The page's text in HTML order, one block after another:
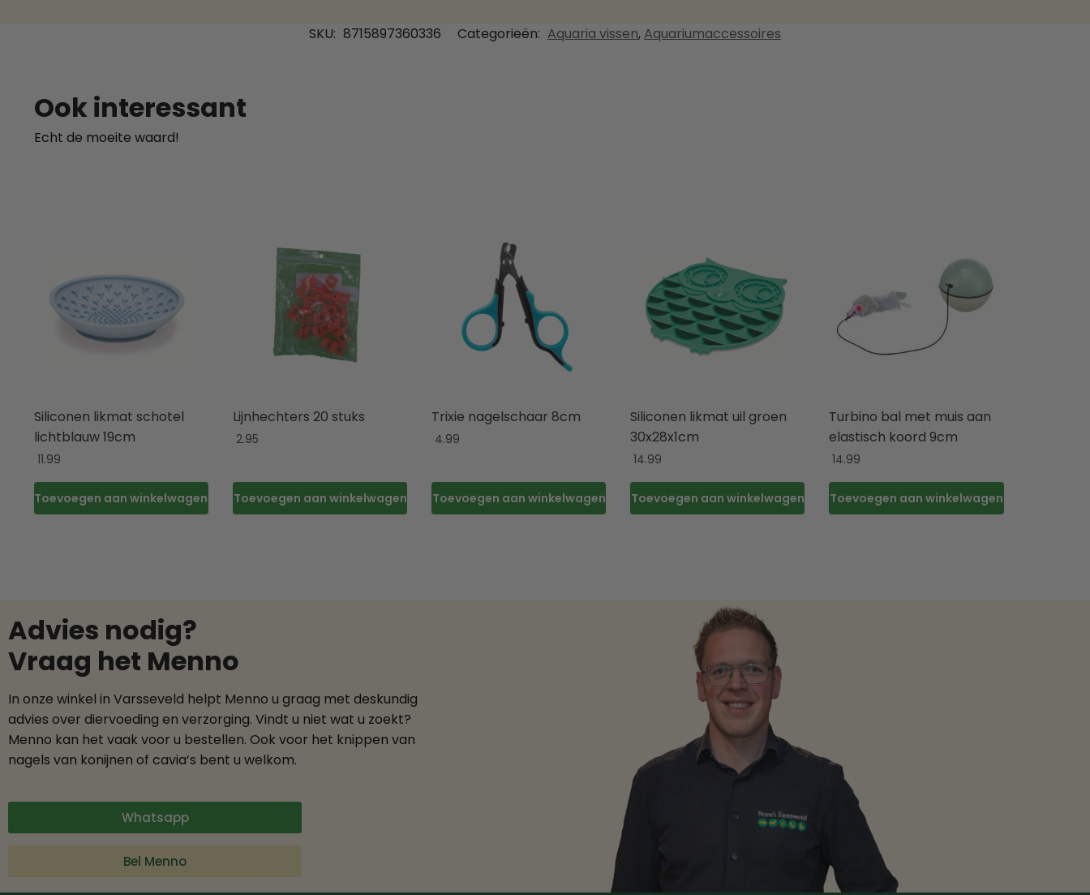
SKU: 8715897360336 Categorieën: Aquaria vissen, Aquariumaccessoires
Ook interessant
Echt de moeite waard!
Siliconen likmat schotel
lichtblauw 19cm
11.99
Toevoegen aan winkelwagen
Lijnhechters 20 stuks
2.95
Toevoegen aan winkelwagen
Trixie nagelschaar 8cm
4.99
Toevoegen aan winkelwagen
Siliconen likmat uil groen
30x28x1cm
14.99
Toevoegen aan winkelwagen
Turbino bal met muis aan
elastisch koord 9cm
14.99
Toevoegen aan winkelwagen
Advies nodig?
Vraag het Menno
In onze winkel in Varsseveld helpt Menno u graag met deskundig
advies over diervoeding en verzorging. Vindt u niet wat u zoekt?
Menno kan het vaak voor u bestellen. Ook voor het knippen van
nagels van konijnen of cavia’s bent u welkom.
Whatsapp
Bel Menno